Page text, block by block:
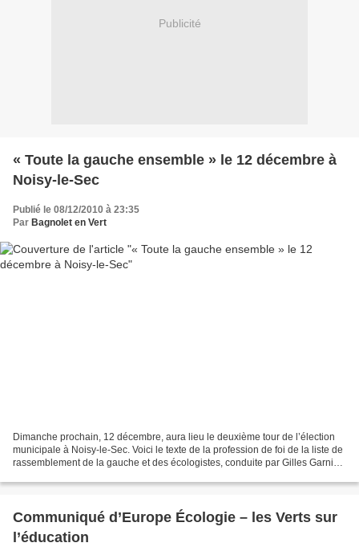
Publicité
« Toute la gauche ensemble » le 12 décembre à
Noisy-le-Sec
Publié le 08/12/2010 à 23:35
Par Bagnolet en Vert
Dimanche prochain, 12 décembre, aura lieu le deuxième tour de l’élection
municipale à Noisy-le-Sec. Voici le texte de la profession de foi de la liste de
rassemblement de la gauche et des écologistes, conduite par Gilles Garnier.
Communiqué d’Europe Écologie – les Verts sur
l’éducation